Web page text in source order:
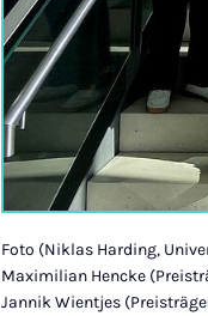
Foto (Niklas Harding,
Maximilian Hencke
Jannik Wientjes